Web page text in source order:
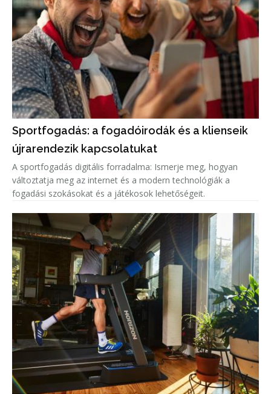
Sportfogadás: a fogadóirodák és a klienseik
újrarendezik kapcsolatukat
A sportfogadás digitális forradalma: Ismerje meg, hogyan
változtatja meg az internet és a modern technológiák a
fogadási szokásokat és a játékosok lehetőségeit.